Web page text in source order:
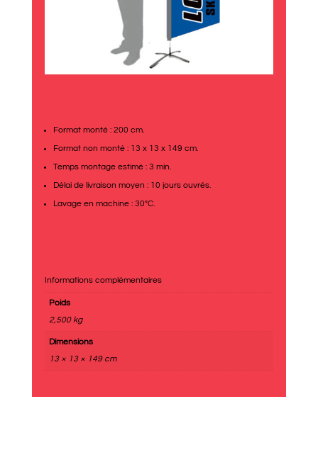
Format monté : 200 cm.
Format non monté : 13 x 13 x 149 cm.
Temps montage estimé : 3 min.
Délai de livraison moyen : 10 jours ouvrés.
Lavage en machine : 30°C.
Informations complémentaires
Poids
2,500 kg
Dimensions
13 × 13 × 149 cm